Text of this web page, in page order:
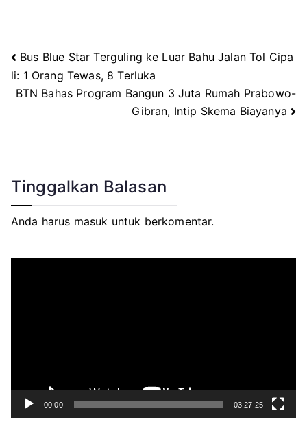
Navigasi
Bus Blue Star Terguling ke Luar Bahu Jalan Tol Cipa
li: 1 Orang Tewas, 8 Terluka
BTN Bahas Program Bangun 3 Juta Rumah Prabowo-
Gibran, Intip Skema Biayanya
Tinggalkan Balasan
Anda harus masuk untuk berkomentar.
P
00:00 03:27:25